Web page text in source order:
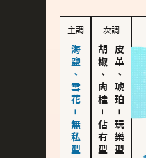
主調
海鹽、雪花－無私型
次調
胡椒、肉桂
－
佔有型
皮革、琥珀
－
玩樂型